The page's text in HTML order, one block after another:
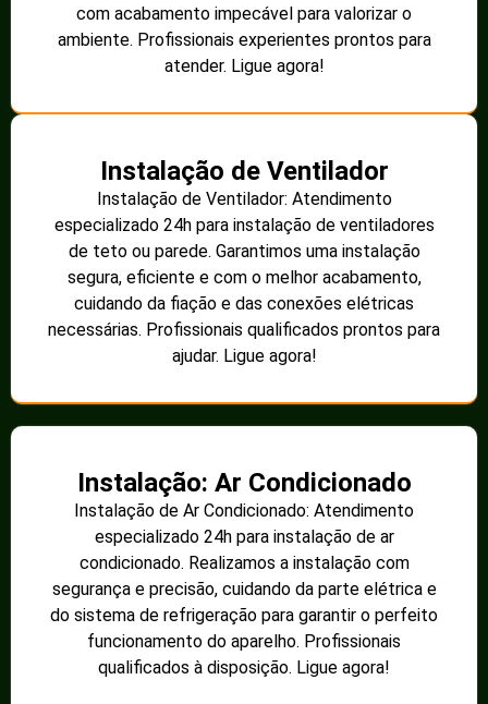
com acabamento impecável para valorizar o
ambiente. Profissionais experientes prontos para
atender. Ligue agora!
Instalação de Ventilador
Instalação de Ventilador: Atendimento
especializado 24h para instalação de ventiladores
de teto ou parede. Garantimos uma instalação
segura, eficiente e com o melhor acabamento,
cuidando da fiação e das conexões elétricas
necessárias. Profissionais qualificados prontos para
ajudar. Ligue agora!
Instalação: Ar Condicionado
Instalação de Ar Condicionado: Atendimento
especializado 24h para instalação de ar
condicionado. Realizamos a instalação com
segurança e precisão, cuidando da parte elétrica e
do sistema de refrigeração para garantir o perfeito
funcionamento do aparelho. Profissionais
qualificados à disposição. Ligue agora!